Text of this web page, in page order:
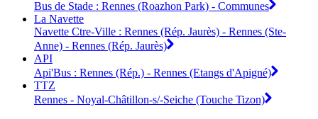
Bus de Stade : Rennes (Roazhon Park) - Communes
La Navette
Navette Ctre-Ville : Rennes (Rép. Jaurès) - Rennes (Ste-
Anne) - Rennes (Rép. Jaurès)
API
Api'Bus : Rennes (Rép.) - Rennes (Etangs d'Apigné)
TTZ
Rennes - Noyal-Châtillon-s/-Seiche (Touche Tizon)